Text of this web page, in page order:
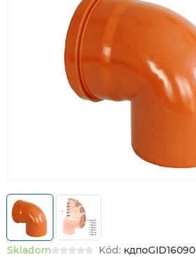
Skladom Kód: кдпоGID16090